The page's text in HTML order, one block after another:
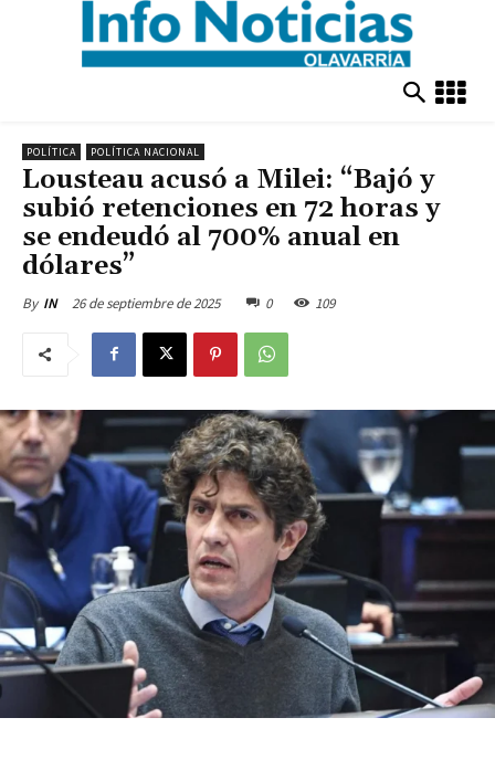
POLÍTICA POLÍTICA NACIONAL
Lousteau acusó a Milei: “Bajó y
subió retenciones en 72 horas y
se endeudó al 700% anual en
dólares”
By IN 26 de septiembre de 2025 0 109